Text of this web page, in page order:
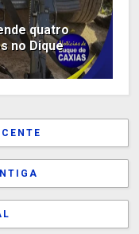
quatro
no Dique